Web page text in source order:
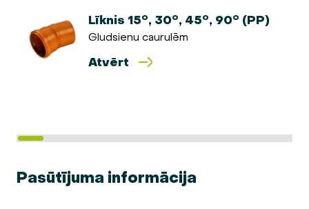
Līknis 15°, 30°, 45°, 90° (PP)
Gludsienu caurulēm
Atvērt
Pasūtījuma informācija